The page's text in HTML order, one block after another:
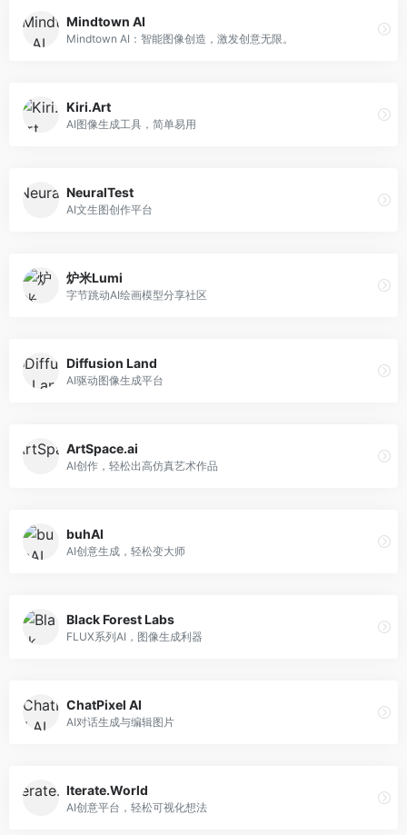
Mindtown AI
Mindtown AI：智能图像创造，激发创意无限。
Kiri.Art
AI图像生成工具，简单易用
NeuralTest
AI文生图创作平台
炉米Lumi
字节跳动AI绘画模型分享社区
Diffusion Land
AI驱动图像生成平台
ArtSpace.ai
AI创作，轻松出高仿真艺术作品
buhAI
AI创意生成，轻松变大师
Black Forest Labs
FLUX系列AI，图像生成利器
ChatPixel AI
AI对话生成与编辑图片
Iterate.World
AI创意平台，轻松可视化想法